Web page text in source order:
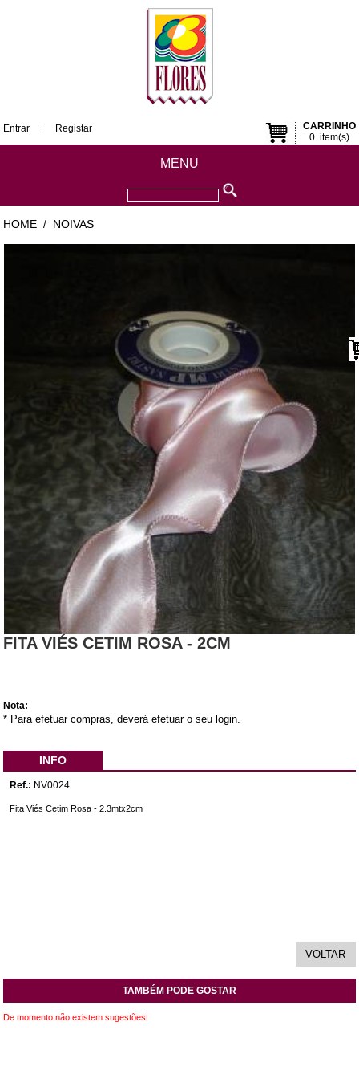
CARRINHO
0item(s)
Entrar Registar
MENU
HOME / NOIVAS
FITA VIÉS CETIM ROSA - 2CM
Nota:
* Para efetuar compras, deverá efetuar o seu login.
INFO
Ref.: NV0024
Fita Viés Cetim Rosa - 2.3mtx2cm
TAMBÉM PODE GOSTAR
De momento não existem sugestões!